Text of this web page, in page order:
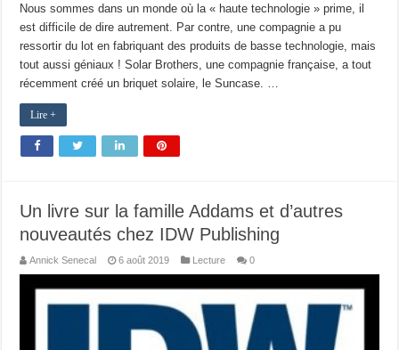
Nous sommes dans un monde où la « haute technologie » prime, il
est difficile de dire autrement. Par contre, une compagnie a pu
ressortir du lot en fabriquant des produits de basse technologie, mais
tout aussi géniaux ! Solar Brothers, une compagnie française, a tout
récemment créé un briquet solaire, le Suncase. …
Lire +
Un livre sur la famille Addams et d’autres
nouveautés chez IDW Publishing
Annick Senecal 6 août 2019 Lecture 0